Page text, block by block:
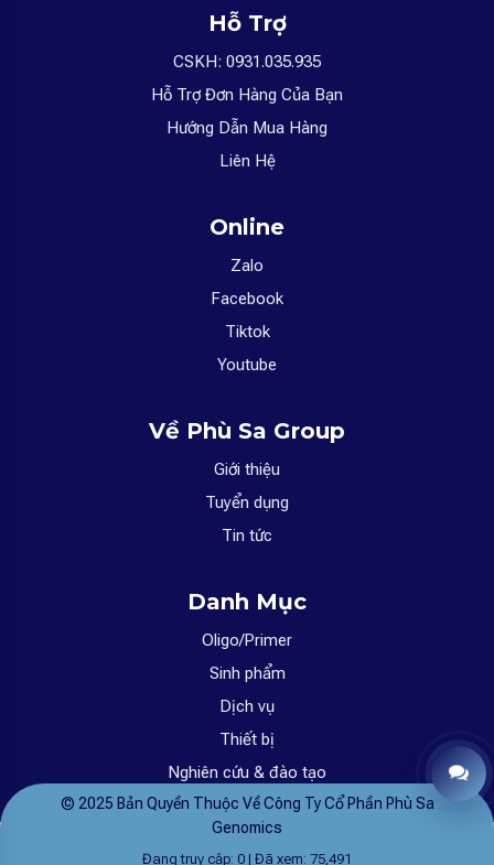
Hỗ Trợ
CSKH: 0931.035.935
Hỗ Trợ Đơn Hàng Của Bạn
Hướng Dẫn Mua Hàng
Liên Hệ
Online
Zalo
Facebook
Tiktok
Youtube
Về Phù Sa Group
Giới thiệu
Tuyển dụng
Tin tức
Danh Mục
Oligo/Primer
Sinh phẩm
Dịch vụ
Thiết bị
Nghiên cứu & đào tạo
© 2025 Bản Quyền Thuộc Về Công Ty Cổ Phần Phù Sa
Genomics
Đang truy cập: 0 | Đã xem: 75,491